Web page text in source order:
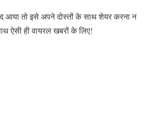
आया तो इसे अपने दोस्तों के साथ शेयर करना न
ऐसी ही वायरल खबरों के लिए!